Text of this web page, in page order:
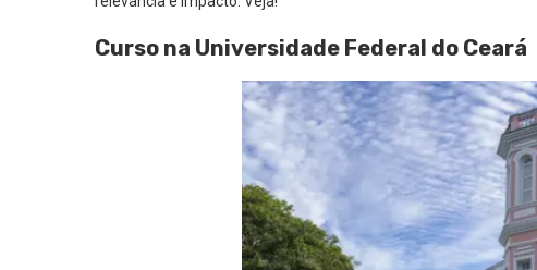
Curso na Universidade Federal do Ceará